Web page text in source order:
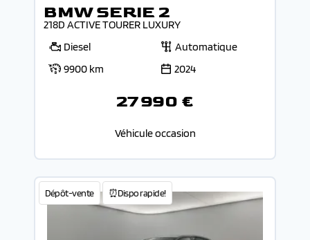
BMW SERIE 2
218D ACTIVE TOURER LUXURY
Diesel
Automatique
9900 km
2024
27 990 €
Véhicule occasion
Dépôt-vente ⏰Dispo rapide!